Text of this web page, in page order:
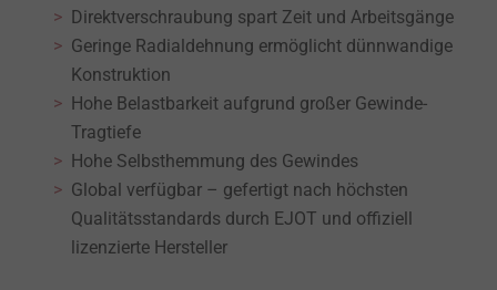
Direktverschraubung spart Zeit und Arbeitsgänge
Geringe Radialdehnung ermöglicht dünnwandige
Konstruktion
Hohe Belastbarkeit aufgrund großer Gewinde-
Tragtiefe
Hohe Selbsthemmung des Gewindes
Global verfügbar – gefertigt nach höchsten
Qualitätsstandards durch EJOT und offiziell
lizenzierte Hersteller